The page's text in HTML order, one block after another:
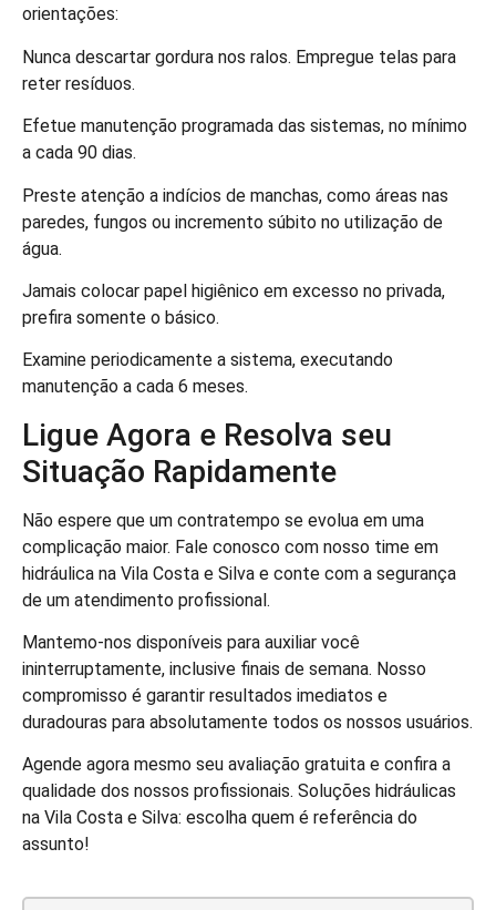
orientações:
Nunca descartar gordura nos ralos. Empregue telas para
reter resíduos.
Efetue manutenção programada das sistemas, no mínimo
a cada 90 dias.
Preste atenção a indícios de manchas, como áreas nas
paredes, fungos ou incremento súbito no utilização de
água.
Jamais colocar papel higiênico em excesso no privada,
prefira somente o básico.
Examine periodicamente a sistema, executando
manutenção a cada 6 meses.
Ligue Agora e Resolva seu
Situação Rapidamente
Não espere que um contratempo se evolua em uma
complicação maior. Fale conosco com nosso time em
hidráulica na Vila Costa e Silva e conte com a segurança
de um atendimento profissional.
Mantemo-nos disponíveis para auxiliar você
ininterruptamente, inclusive finais de semana. Nosso
compromisso é garantir resultados imediatos e
duradouras para absolutamente todos os nossos usuários.
Agende agora mesmo seu avaliação gratuita e confira a
qualidade dos nossos profissionais. Soluções hidráulicas
na Vila Costa e Silva: escolha quem é referência do
assunto!